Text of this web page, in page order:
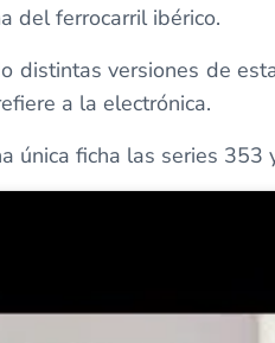
del ferrocarril ibérico.
distintas versiones de
a la electrónica.
única ficha las series